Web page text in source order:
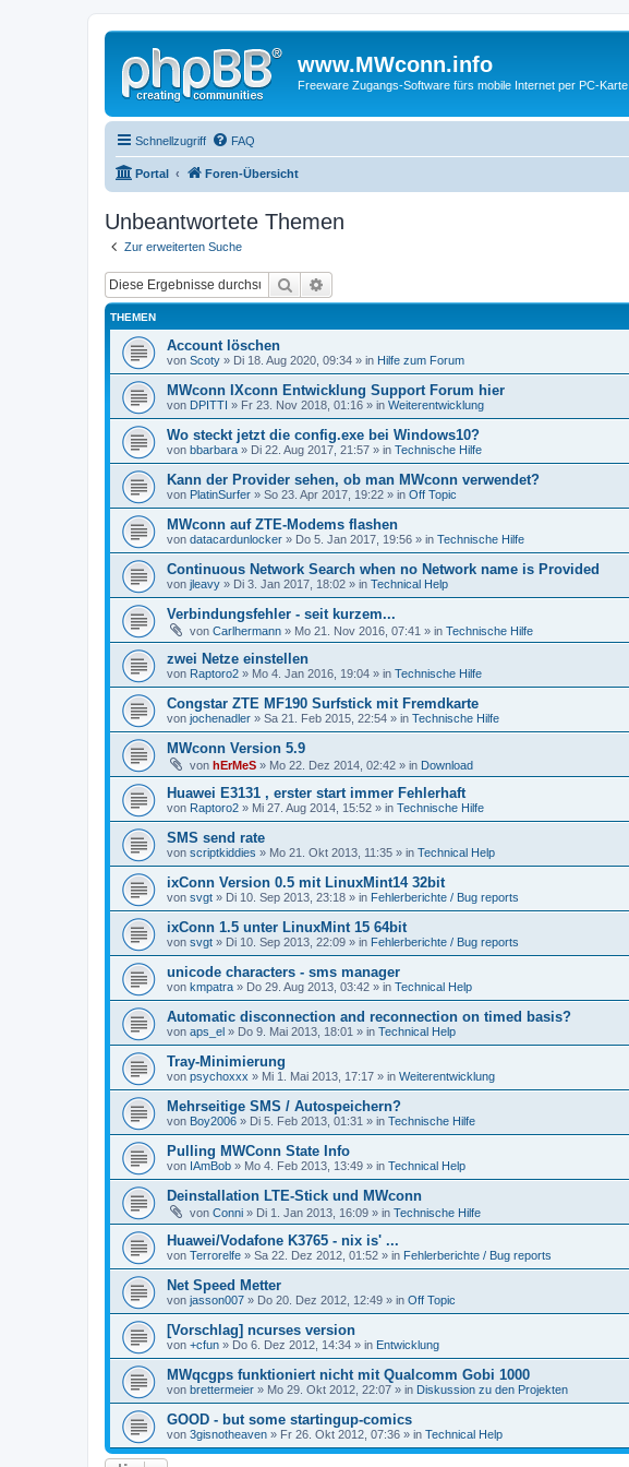
www.MWconn.info
Freeware Zugangs-Software fürs mobile Internet per PC-Karte
Schnellzugriff FAQ
Portal Foren-Übersicht
Unbeantwortete Themen
Zur erweiterten Suche
Suche
THEMEN
Account löschen
von Scoty » Di 18. Aug 2020, 09:34 » in Hilfe zum Forum
MWconn IXconn Entwicklung Support Forum hier
von DPITTI » Fr 23. Nov 2018, 01:16 » in Weiterentwicklung
Wo steckt jetzt die config.exe bei Windows10?
von bbarbara » Di 22. Aug 2017, 21:57 » in Technische Hilfe
Kann der Provider sehen, ob man MWconn verwendet?
von PlatinSurfer » So 23. Apr 2017, 19:22 » in Off Topic
MWconn auf ZTE-Modems flashen
von datacardunlocker » Do 5. Jan 2017, 19:56 » in Technische Hilfe
Continuous Network Search when no Network name is Provided
von jleavy » Di 3. Jan 2017, 18:02 » in Technical Help
Verbindungsfehler - seit kurzem...
von Carlhermann » Mo 21. Nov 2016, 07:41 » in Technische Hilfe
zwei Netze einstellen
von Raptoro2 » Mo 4. Jan 2016, 19:04 » in Technische Hilfe
Congstar ZTE MF190 Surfstick mit Fremdkarte
von jochenadler » Sa 21. Feb 2015, 22:54 » in Technische Hilfe
MWconn Version 5.9
von hErMeS » Mo 22. Dez 2014, 02:42 » in Download
Huawei E3131 , erster start immer Fehlerhaft
von Raptoro2 » Mi 27. Aug 2014, 15:52 » in Technische Hilfe
SMS send rate
von scriptkiddies » Mo 21. Okt 2013, 11:35 » in Technical Help
ixConn Version 0.5 mit LinuxMint14 32bit
von svgt » Di 10. Sep 2013, 23:18 » in Fehlerberichte / Bug reports
ixConn 1.5 unter LinuxMint 15 64bit
von svgt » Di 10. Sep 2013, 22:09 » in Fehlerberichte / Bug reports
unicode characters - sms manager
von kmpatra » Do 29. Aug 2013, 03:42 » in Technical Help
Automatic disconnection and reconnection on timed basis?
von aps_el » Do 9. Mai 2013, 18:01 » in Technical Help
Tray-Minimierung
von psychoxxx » Mi 1. Mai 2013, 17:17 » in Weiterentwicklung
Mehrseitige SMS / Autospeichern?
von Boy2006 » Di 5. Feb 2013, 01:31 » in Technische Hilfe
Pulling MWConn State Info
von IAmBob » Mo 4. Feb 2013, 13:49 » in Technical Help
Deinstallation LTE-Stick und MWconn
von Conni » Di 1. Jan 2013, 16:09 » in Technische Hilfe
Huawei/Vodafone K3765 - nix is' ...
von Terrorelfe » Sa 22. Dez 2012, 01:52 » in Fehlerberichte / Bug reports
Net Speed Metter
von jasson007 » Do 20. Dez 2012, 12:49 » in Off Topic
[Vorschlag] ncurses version
von +cfun » Do 6. Dez 2012, 14:34 » in Entwicklung
MWqcgps funktioniert nicht mit Qualcomm Gobi 1000
von brettermeier » Mo 29. Okt 2012, 22:07 » in Diskussion zu den Projekten
GOOD - but some startingup-comics
von 3gisnotheaven » Fr 26. Okt 2012, 07:36 » in Technical Help